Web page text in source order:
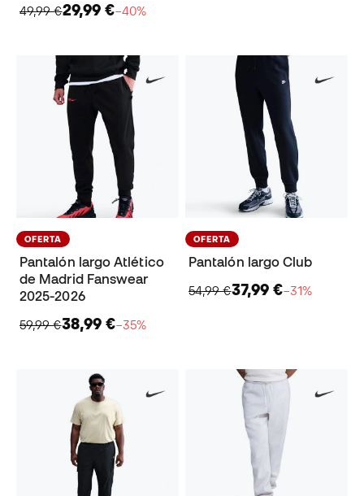
49,99 €29,99 €−40%
OFERTA
Pantalón largo Atlético
de Madrid Fanswear
2025-2026
59,99 €38,99 €−35%
OFERTA
Pantalón largo Club
54,99 €37,99 €−31%